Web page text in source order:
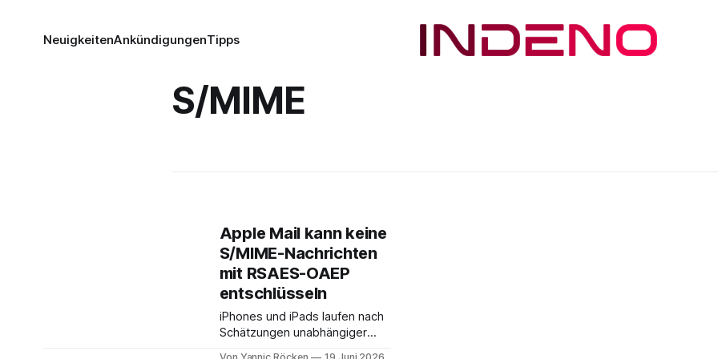
NeuigkeitenAnkündigungenTipps
S/MIME
Apple Mail kann keine
S/MIME-Nachrichten
mit RSAES-OAEP
entschlüsseln
iPhones und iPads laufen nach
Schätzungen unabhängiger